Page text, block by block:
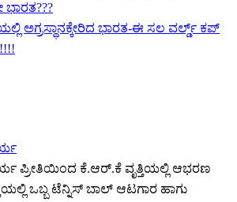
ಅಗ್ರಸ್ಥಾನಕ್ಕೇರಿದ ಭಾರತ-ಈ ಸಲ ವರ್ಲ್ಡ್ ಕಪ್
ಪ್ರೀತಿಯಿಂದ ಕೆ.ಆರ್.ಕೆ ವೃತ್ತಿಯಲ್ಲಿ ಆಭರಣ
ಒಬ್ಬ ಟೆನ್ನಿಸ್ ಬಾಲ್ ಆಟಗಾರ ಹಾಗು